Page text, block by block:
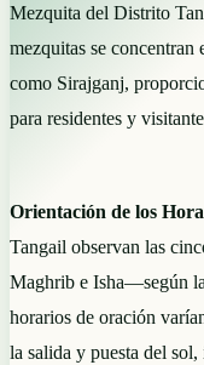
Mezquita del Distrito
mezquitas se concentran
como Sirajganj,
para residentes y
Orientación de los
Tangail observan las
Maghrib e Isha—según
horarios de oración
la salida y puesta del